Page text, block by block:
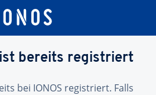
bereits registriert
bei IONOS registriert. Falls